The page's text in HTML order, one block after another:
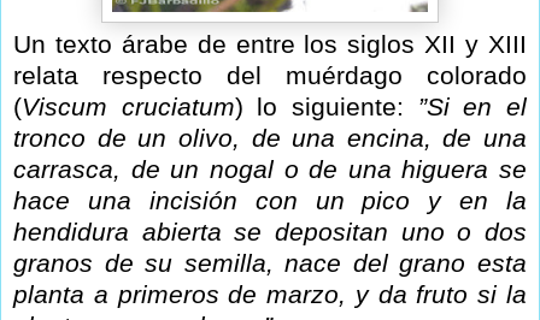
Un texto árabe de entre los siglos XII y XIII
relata respecto del muérdago colorado
(Viscum cruciatum) lo siguiente: ”Si en el
tronco de un olivo, de una encina, de una
carrasca, de un nogal o de unahiguera se
hace una incisión con un pico y en la
hendidura abiertase depositan uno o dos
granos de su semilla, nace del grano esta
planta a primeros de marzo, y da fruto si la